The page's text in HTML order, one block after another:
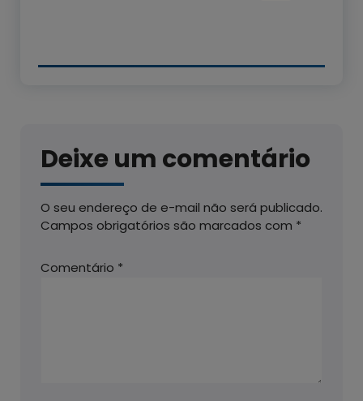
Deixe um comentário
O seu endereço de e-mail não será publicado.
Campos obrigatórios são marcados com *
Comentário *